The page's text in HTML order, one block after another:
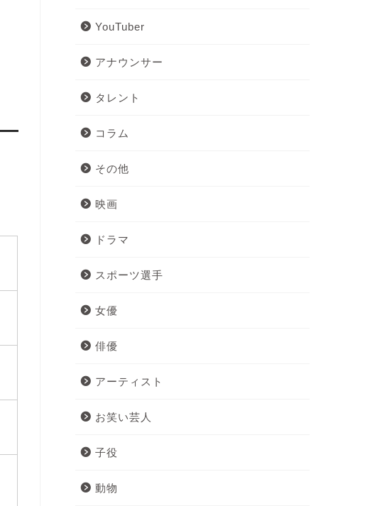
YouTuber
アナウンサー
タレント
コラム
その他
映画
ドラマ
スポーツ選手
女優
俳優
アーティスト
お笑い芸人
子役
動物